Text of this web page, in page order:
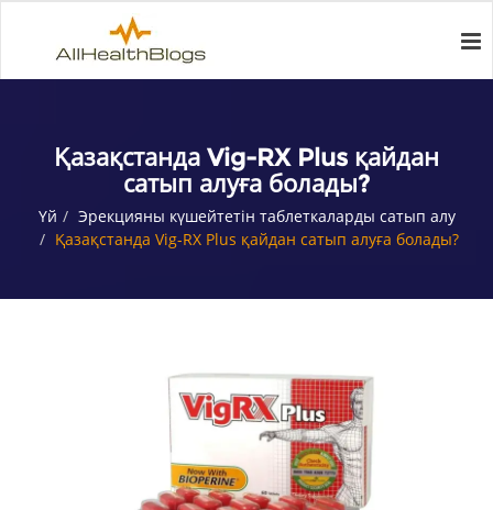
Қазақстанда Vig-RX Plus қайдан
сатып алуға болады?
Үй
Эрекцияны күшейтетін таблеткаларды сатып алу
Қазақстанда Vig-RX Plus қайдан сатып алуға болады?